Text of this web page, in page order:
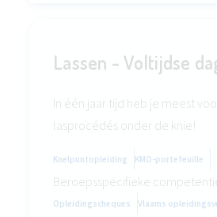
Lassen - Voltijdse
In één jaar tijd heb je meest
lasprocédés onder de knie!
Knelpuntopleiding KMO-portefeuille
Beroepsspecifieke
Opleidingscheques Vlaams